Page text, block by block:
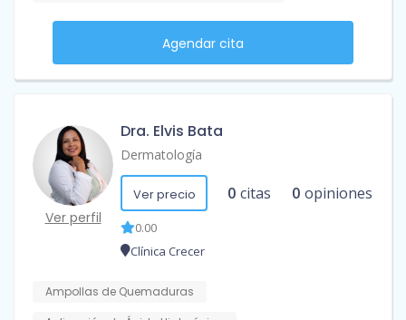
Agendar cita
Ver perfil
Dra. Elvis Bata
Dermatología
Ver precio 0 citas 0 opiniones
0.00
Clínica Crecer
Ampollas de Quemaduras